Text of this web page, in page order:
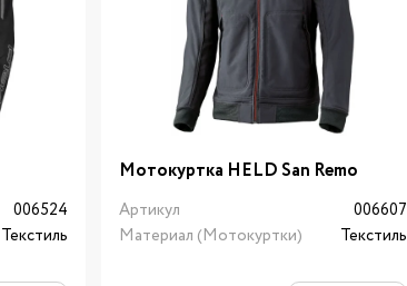
006524
Текстиль
Мотокуртка HELD San Remo
Артикул
006607
Материал (Мотокуртки)
Текстиль